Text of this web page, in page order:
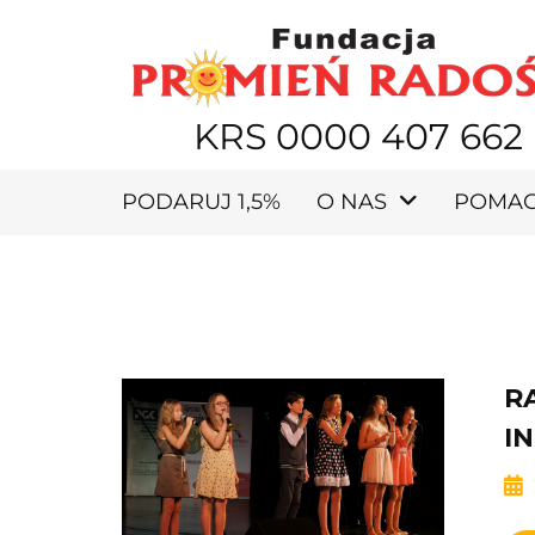
KRS 0000 407 662
PODARUJ 1,5% O NAS